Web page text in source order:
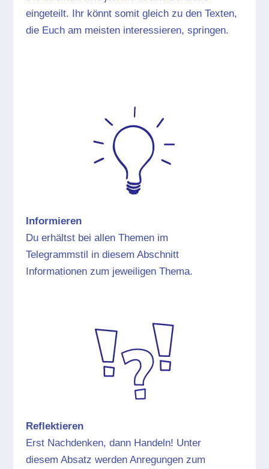
eingeteilt. Ihr könnt somit gleich zu den Texten,
die Euch am meisten interessieren, springen.
Informieren
Du erhältst bei allen Themen im
Telegrammstil in diesem Abschnitt
Informationen zum jeweiligen Thema.
Reflektieren
Erst Nachdenken, dann Handeln! Unter
diesem Absatz werden Anregungen zum